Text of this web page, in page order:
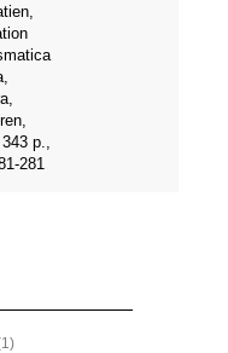
p.,
281